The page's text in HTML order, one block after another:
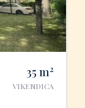
35 m2
VIKENDICA